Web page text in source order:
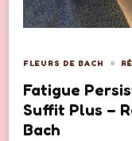
FLEURS DE BACH
Fatigue
Suffit Plus –
Bach